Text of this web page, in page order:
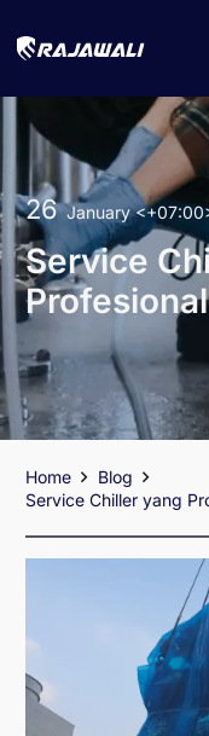
26 January
Service
Home
Blog
Service Chiller yang